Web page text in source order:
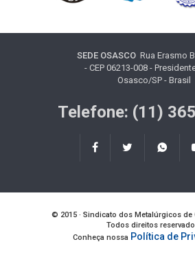
SEDE OSASCORua Erasmo
- CEP 06213-008 -
Osasco/SP - Brasil
Telefone: (11)
© 2015 · Sindicato dos Metalúrgicos de
Todos direitos
Conheça nossa Política de